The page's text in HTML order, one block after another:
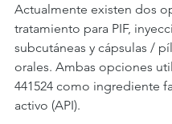
Actualmente existen dos
tratamiento para PIF,
subcutáneas y cápsulas /
orales. Ambas opciones
441524 como ingrediente
activo (API).